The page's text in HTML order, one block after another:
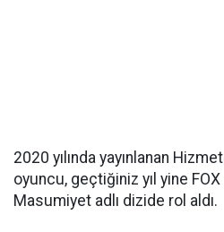
2020 yılında yayınlanan
oyuncu, geçtiğiniz yıl yine FOX
Masumiyet adlı dizide rol aldı.